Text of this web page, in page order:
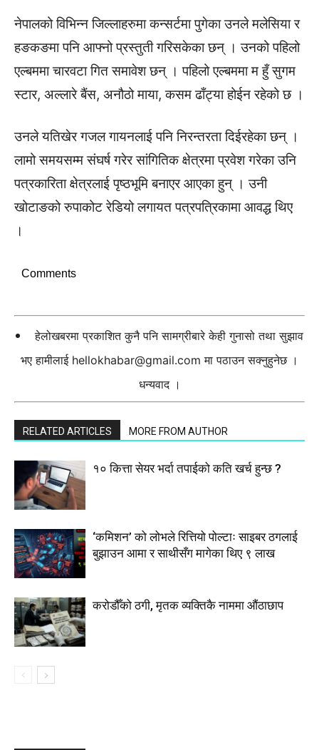
नेपालको विभिन्न जिल्लाहरुमा कन्सर्टमा पुगेका उनले मलेसिया र
हङकङमा पनि आफ्नो प्रस्तुती गरिसकेका छन् । उनको पहिलो
एल्बममा चारवटा गित समावेश छन् । पहिलो एल्बममा म हुँ सुगम
स्टार, अल्लारे बैंस, अनौठो माया, कसम ढाँट्या होईन रहेको छ ।
उनले यतिखेर गजल गायनलाई पनि निरन्तरता दिईरहेका छन् ।
लामो समयसम्म संघर्ष गरेर सांगितिक क्षेत्रमा प्रवेश गरेका उनि
पत्रकारिता क्षेत्रलाई पृष्ठभूमि बनाएर आएका हुन् । उनी
खोटाङको रुपाकोट रेडियो लगायत पत्रपत्रिकामा आवद्ध थिए
।
Comments
हेलोखबरमा प्रकाशित कुनै पनि सामग्रीबारे केही गुनासो तथा सुझाव
भए हामीलाई hellokhabar@gmail.com मा पठाउन सक्नुहुनेछ ।
धन्यवाद ।
RELATED ARTICLES MORE FROM AUTHOR
१० कित्ता सेयर भर्दा तपाईको कति खर्च हुन्छ ?
‘कमिशन’ को लोभले रित्तियो पोल्टाः साइबर ठगलाई
बुझाउन आमा र साथीसँग मागेका थिए ९ लाख
करोडौँको ठगी, मृतक व्यक्तिकै नाममा औंठाछाप